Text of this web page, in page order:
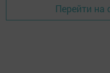
Перейти на